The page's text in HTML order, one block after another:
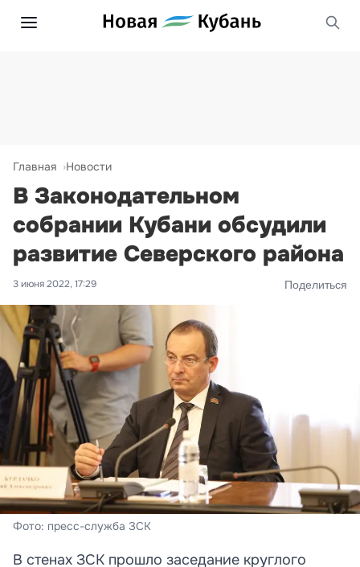
Главная Новости
В Законодательном
собрании Кубани обсудили
развитие Северского района
3 июня 2022, 17:29 Поделиться
Фото: пресс-служба ЗСК
В стенах ЗСК прошло заседание круглого